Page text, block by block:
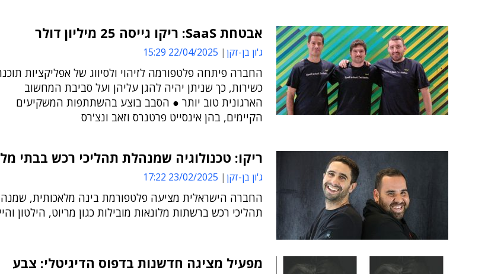
אבטחת SaaS: ריקו גייסה 25 מיליון דולר
ג'ון בן-זקן 22/04/2025 15:29
החברה פיתחה פלטפורמה לזיהוי ולסיווג של אפליקציות
כשירות, כך שניתן יהיה להגן עליהן ועל סביבת המחשוב
הארגונית טוב יותר ● הסבב בוצע בהשתתפות המשקיעים
הקיימים, בהן אינסייט פרטנרס וזאב ונצ'רס
ריקו: טכנולוגיה שמנהלת תהליכי רכש בבתי
ג'ון בן-זקן 23/02/2025 17:22
החברה הישראלית מציעה פלטפורמת בינה מלאכותית,
תהליכי רכש ברשתות מלונאות מובילות כגון מריוט, הילטון
מפעיל מציגה חדשנות בדפוס הדיגיטלי: צבע